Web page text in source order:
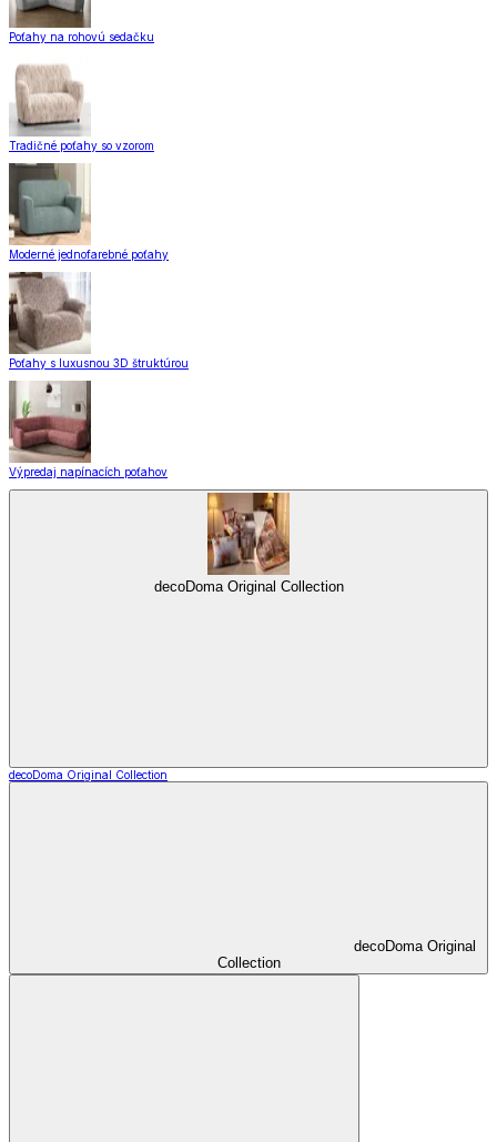
Poťahy na rohovú sedačku
Tradičné poťahy so vzorom
Moderné jednofarebné poťahy
Poťahy s luxusnou 3D štruktúrou
Výpredaj napínacích poťahov
decoDoma Original Collection
decoDoma Original Collection
decoDoma Original
Collection